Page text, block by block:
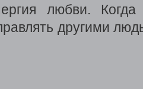
любви.
другими